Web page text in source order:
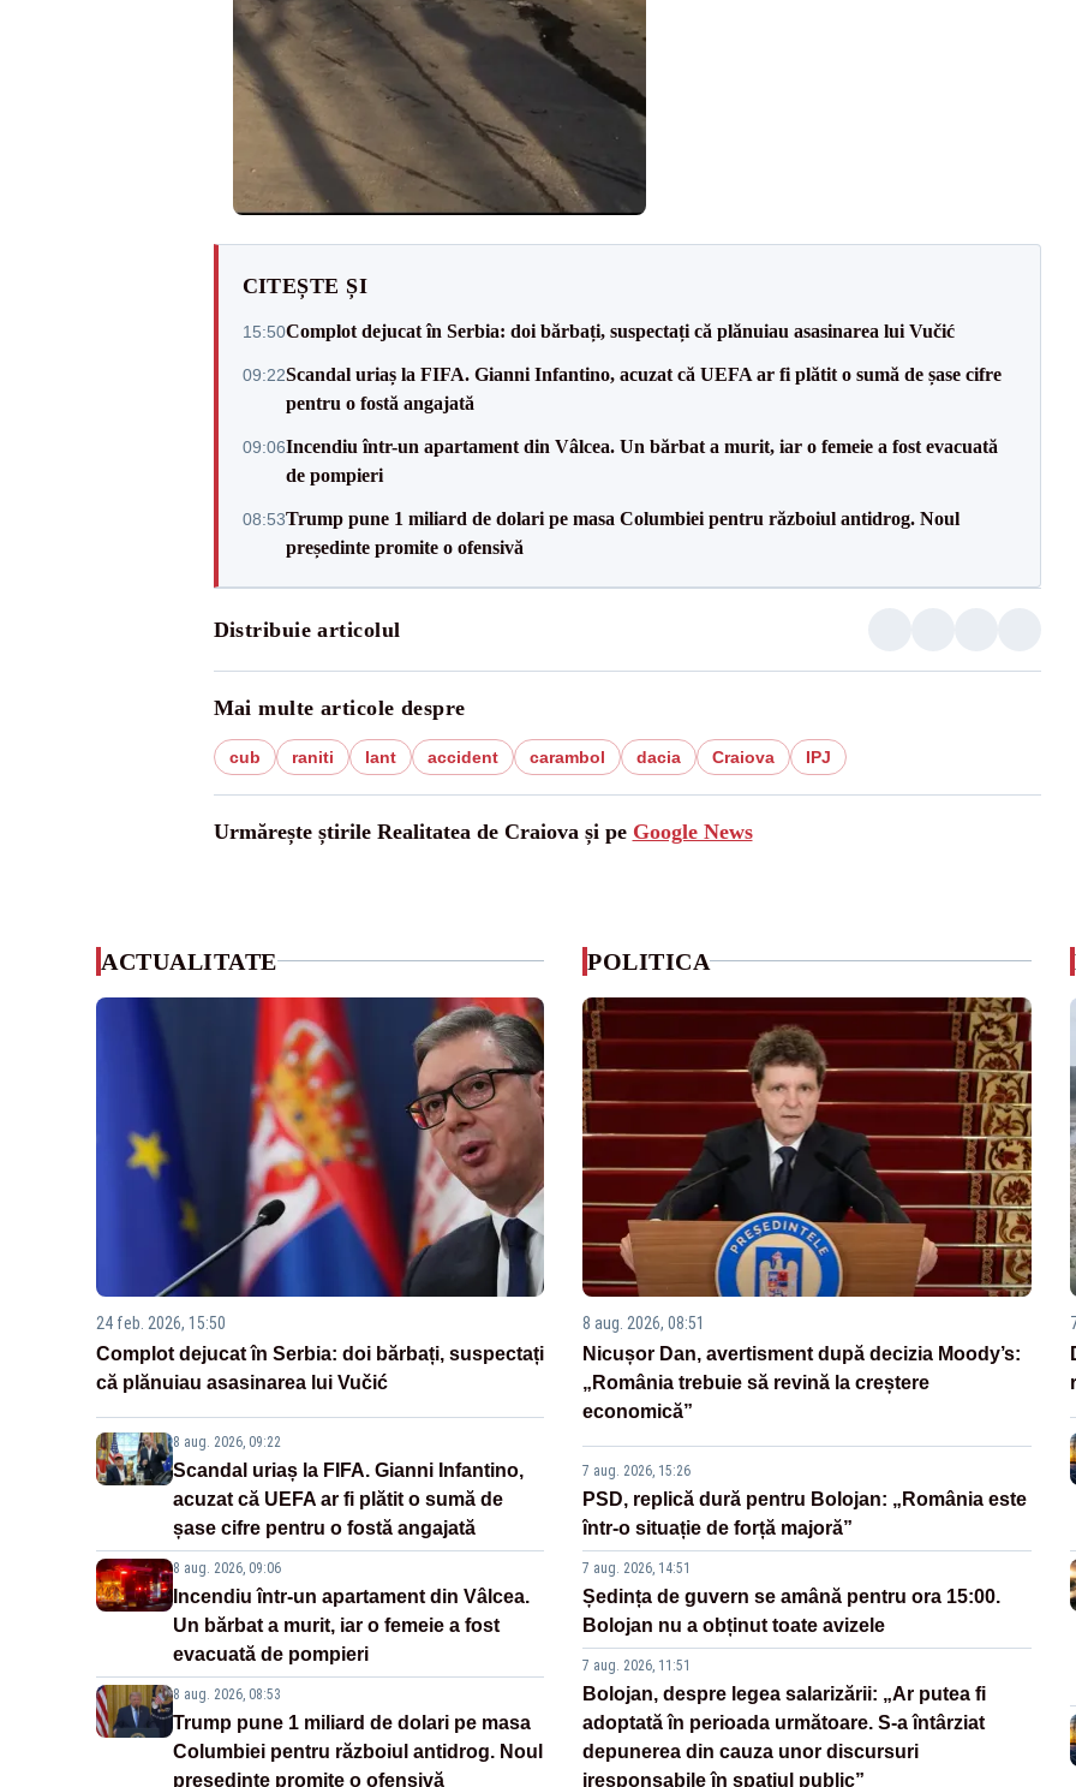
CITEȘTE ȘI
15:50Complot dejucat în Serbia: doi bărbați, suspectați că plănuiau asasinarea lui Vučić
09:22Scandal uriaș la FIFA. Gianni Infantino, acuzat că UEFA ar fi plătit o sumă de șase cifre
pentru o fostă angajată
09:06Incendiu într-un apartament din Vâlcea. Un bărbat a murit, iar o femeie a fost evacuată
de pompieri
08:53Trump pune 1 miliard de dolari pe masa Columbiei pentru războiul antidrog. Noul
președinte promite o ofensivă
Distribuie articolul
Mai multe articole despre
cub raniti lant accident carambol dacia Craiova IPJ
Urmărește știrile Realitatea de Craiova și pe Google News
ACTUALITATE
24 feb. 2026, 15:50
Complot dejucat în Serbia: doi bărbați, suspectați
că plănuiau asasinarea lui Vučić
8 aug. 2026, 09:22
Scandal uriaș la FIFA. Gianni Infantino,
acuzat că UEFA ar fi plătit o sumă de
șase cifre pentru o fostă angajată
8 aug. 2026, 09:06
Incendiu într-un apartament din Vâlcea.
Un bărbat a murit, iar o femeie a fost
evacuată de pompieri
8 aug. 2026, 08:53
Trump pune 1 miliard de dolari pe masa
Columbiei pentru războiul antidrog. Noul
președinte promite o ofensivă
POLITICA
8 aug. 2026, 08:51
Nicușor Dan, avertisment după decizia Moody’s:
„România trebuie să revină la creștere
economică”
7 aug. 2026, 15:26
PSD, replică dură pentru Bolojan: „România este
într-o situație de forță majoră”
7 aug. 2026, 14:51
Ședința de guvern se amână pentru ora 15:00.
Bolojan nu a obținut toate avizele
7 aug. 2026, 11:51
Bolojan, despre legea salarizării: „Ar putea fi
adoptată în perioada următoare. S-a întârziat
depunerea din cauza unor discursuri
iresponsabile în spaţiul public”